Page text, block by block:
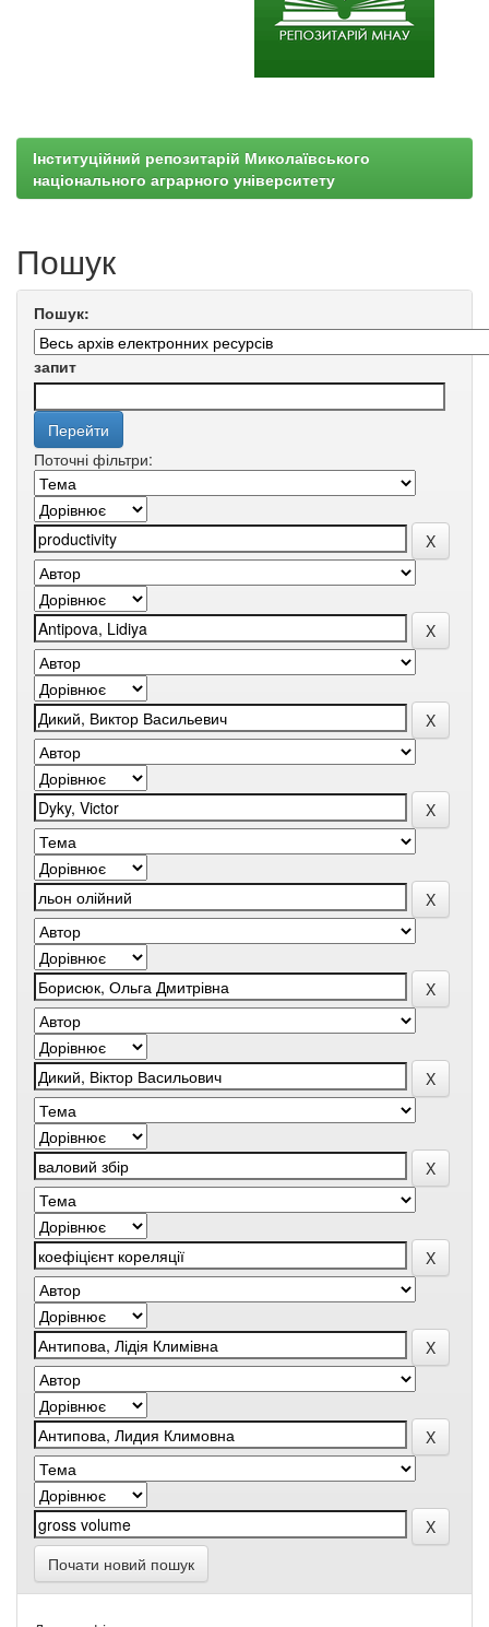
Інституційний репозитарій Миколаївського
національного аграрного університету
Пошук
Пошук:
запит
Поточні фільтри:
Почати новий пошук